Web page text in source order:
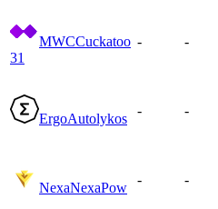
MWCCuckatoo
31
- -
ErgoAutolykos
- -
NexaNexaPow
- -